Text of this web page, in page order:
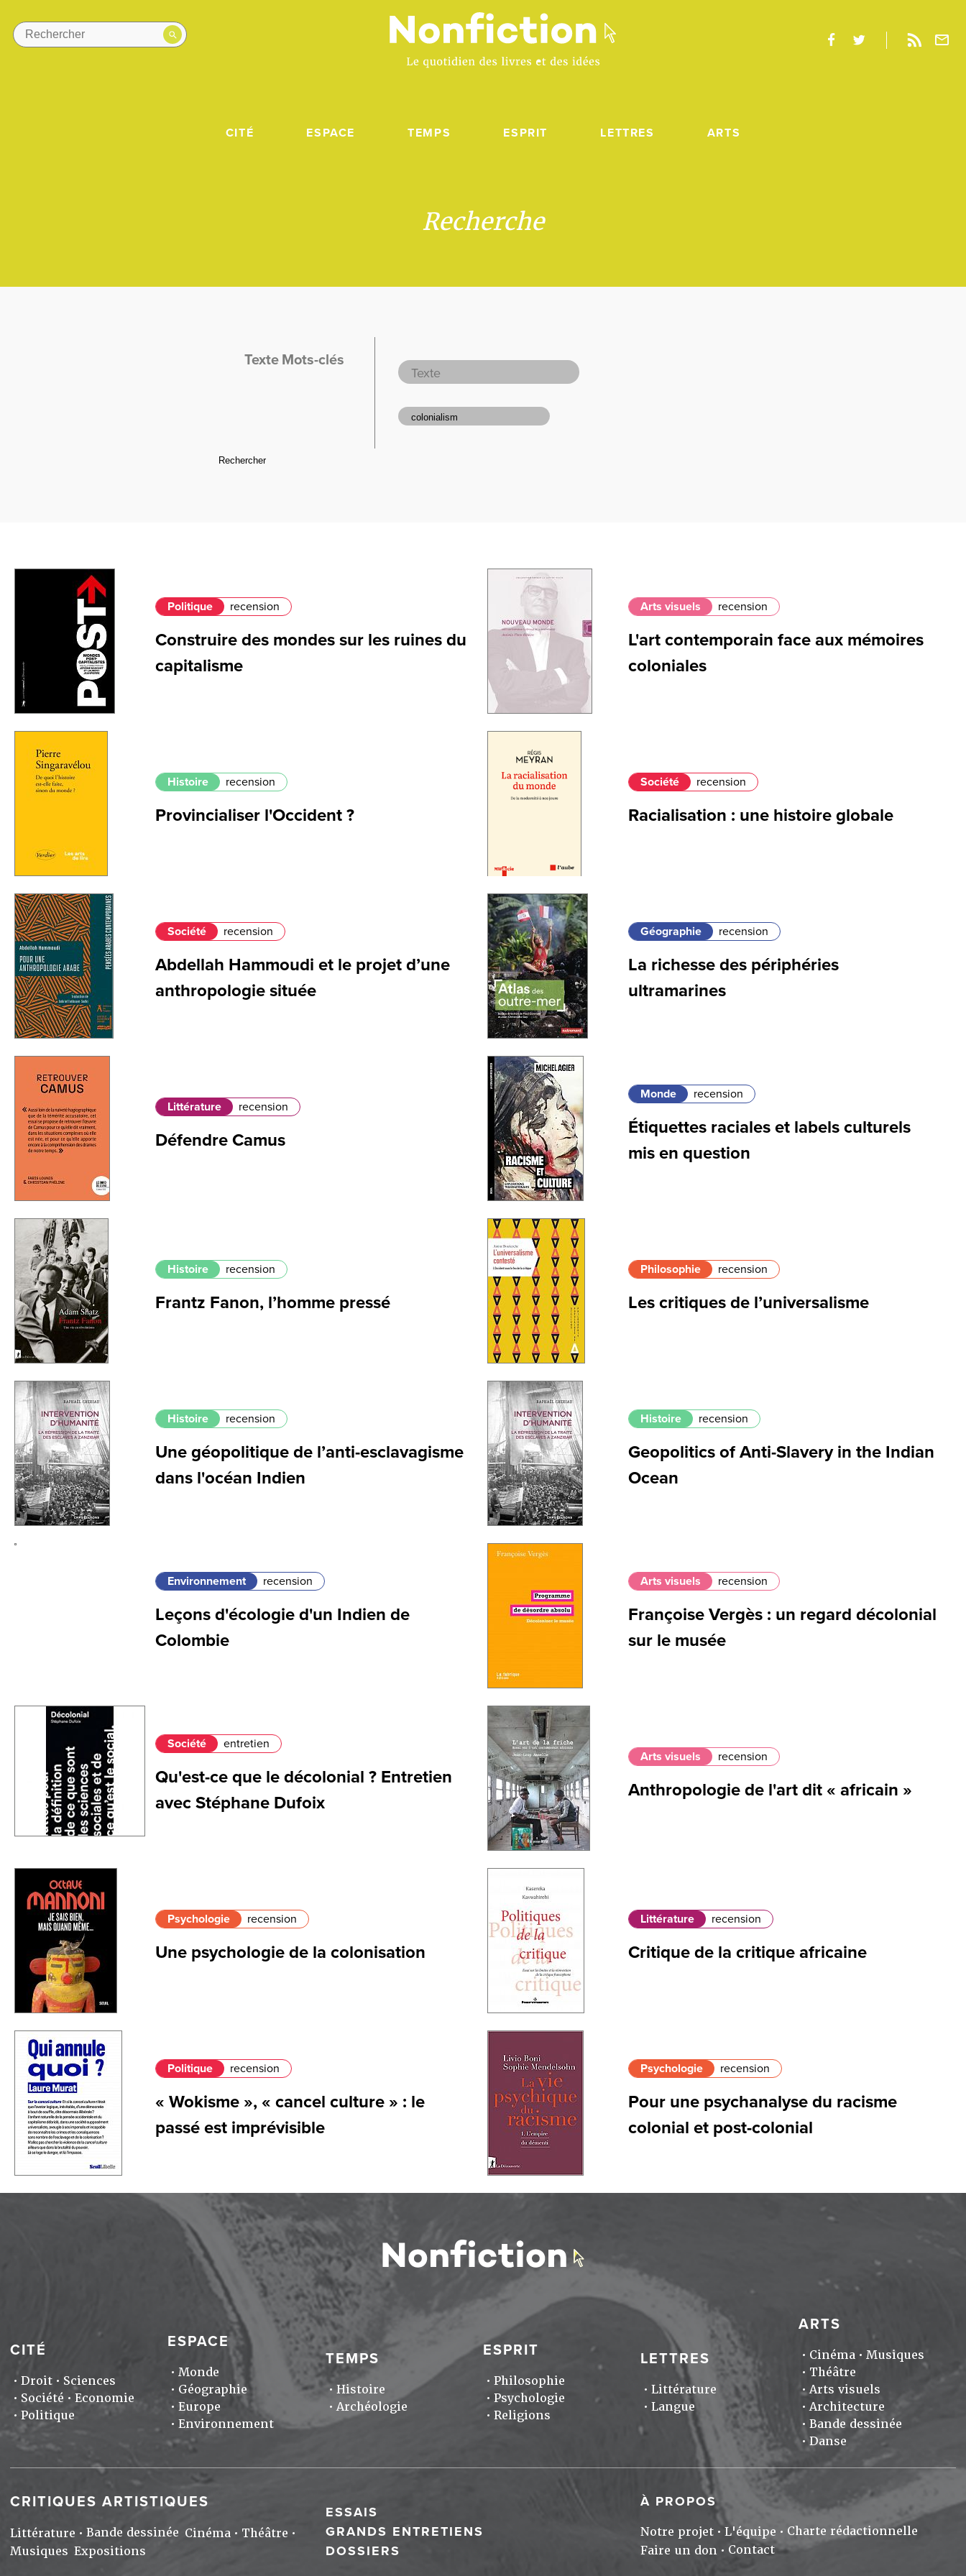
CITÉ ESPACE TEMPS ESPRIT LETTRES ARTS
Recherche
Texte Mots-clés
Politique recension
Construire des mondes sur les ruines du
capitalisme
Arts visuels recension
L'art contemporain face aux mémoires
coloniales
Histoire recension
Provincialiser l'Occident ?
Société recension
Racialisation : une histoire globale
Société recension
Abdellah Hammoudi et le projet d’une
anthropologie située
Géographie recension
La richesse des périphéries
ultramarines
Littérature recension
Défendre Camus
Monde recension
Étiquettes raciales et labels culturels
mis en question
Histoire recension
Frantz Fanon, l’homme pressé
Philosophie recension
Les critiques de l’universalisme
Histoire recension
Une géopolitique de l’anti-esclavagisme
dans l'océan Indien
Histoire recension
Geopolitics of Anti-Slavery in the Indian
Ocean
Environnement recension
Leçons d'écologie d'un Indien de
Colombie
Arts visuels recension
Françoise Vergès : un regard décolonial
sur le musée
Société entretien
Qu'est-ce que le décolonial ? Entretien
avec Stéphane Dufoix
Arts visuels recension
Anthropologie de l'art dit « africain »
Psychologie recension
Une psychologie de la colonisation
Littérature recension
Critique de la critique africaine
Politique recension
« Wokisme », « cancel culture » : le
passé est imprévisible
Psychologie recension
Pour une psychanalyse du racisme
colonial et post-colonial
CITÉ
Droit
Sciences
Société
Economie
Politique
ESPACE
Monde
Géographie
Europe
Environnement
TEMPS
Histoire
Archéologie
ESPRIT
Philosophie
Psychologie
Religions
LETTRES
Littérature
Langue
ARTS
Cinéma
Musiques
Théâtre
Arts visuels
Architecture
Bande dessinée
Danse
CRITIQUES ARTISTIQUES
Littérature Bande dessinée Cinéma
Théâtre
Musiques Expositions
ESSAIS
GRANDS ENTRETIENS
DOSSIERS
À PROPOS
Notre projet L'équipe
Charte rédactionnelle
Faire un don
Contact